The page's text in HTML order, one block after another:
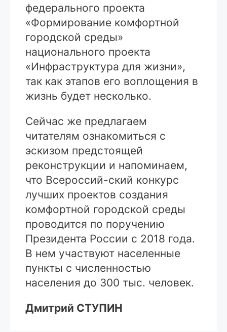
федерального проекта
«Формирование комфортной
городской среды»
национального проекта
«Инфраструктура для жизни»,
так как этапов его воплощения в
жизнь будет несколько.
Сейчас же предлагаем
читателям ознакомиться с
эскизом предстоящей
реконструкции и напоминаем,
что Всероссий-ский конкурс
лучших проектов создания
комфортной городской среды
проводится по поручению
Президента России с 2018 года.
В нем участвуют населенные
пункты с численностью
населения до 300 тыс. человек.
Дмитрий СТУПИН